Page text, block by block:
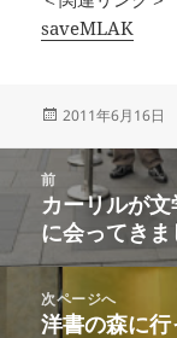
saveMLAK
投
日:
2011年6月16日
ビ
前
前
の
投
稿:
カーリルが
に会ってきま
次ページへ
次
洋書の森に行